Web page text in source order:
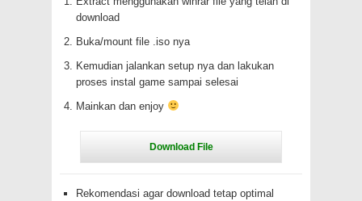
download
Buka/mount file .iso nya
Kemudian jalankan setup nya dan lakukan
proses instal game sampai selesai
Mainkan dan enjoy
Rekomendasi agar download tetap optimal